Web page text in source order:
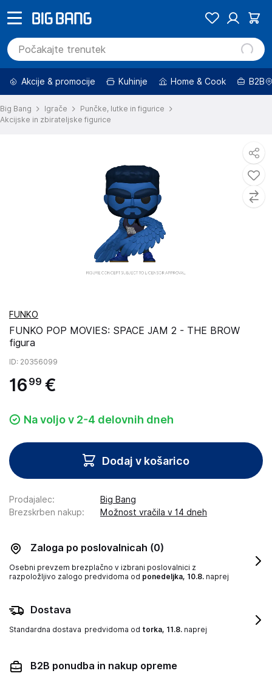
Akcije & promocije Kuhinje Home & Cook B2B
Big Bang Igrače
Punčke, lutke in figurice
Akcijske in zbirateljske figurice
FUNKO
FUNKO POP MOVIES: SPACE JAM 2 - THE BROW
figura
ID: 20356099
16 99 €
Na voljo v 2-4 delovnih dneh
Dodaj v košarico
Prodajalec:
Big Bang
Brezskrben nakup: Možnost vračila v 14 dneh
Zaloga po poslovalnicah (0)
Osebni prevzem brezplačno v izbrani poslovalnici z
razpoložljivo zalogo predvidoma od ponedeljka, 10.8. naprej
Dostava
Standardna dostava predvidoma od torka, 11.8. naprej
B2B ponudba in nakup opreme